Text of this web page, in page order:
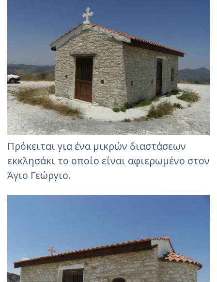
Πρόκειται για ένα μικρών διαστάσεων
εκκλησάκι το οποίο είναι αφιερωμένο στον
Άγιο Γεώργιο.